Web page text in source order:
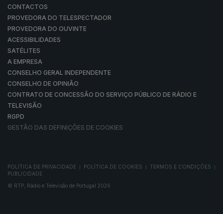
CONTACTOS
PROVEDORA DO TELESPECTADOR
PROVEDORA DO OUVINTE
ACESSIBILIDADES
SATÉLITES
A EMPRESA
CONSELHO GERAL INDEPENDENTE
CONSELHO DE OPINIÃO
CONTRATO DE CONCESSÃO DO SERVIÇO PÚBLICO DE RÁDIO E
TELEVISÃO
RGPD
GESTÃO DAS DEFINIÇÕES DE COOKIES
POLÍTICA DE PRIVACIDADE POLÍTICA DE COOKIES TERMOS E CONDIÇÕES
PUBLICIDADE
© RTP, Rádio e Televisão de Portugal 2026